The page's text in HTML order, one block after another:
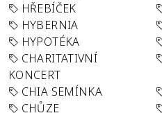
HŘEBÍČEK
HYBERNIA
HYPOTÉKA
CHARITATIVNÍ
KONCERT
CHIA SEMÍNKA
CHŮZE